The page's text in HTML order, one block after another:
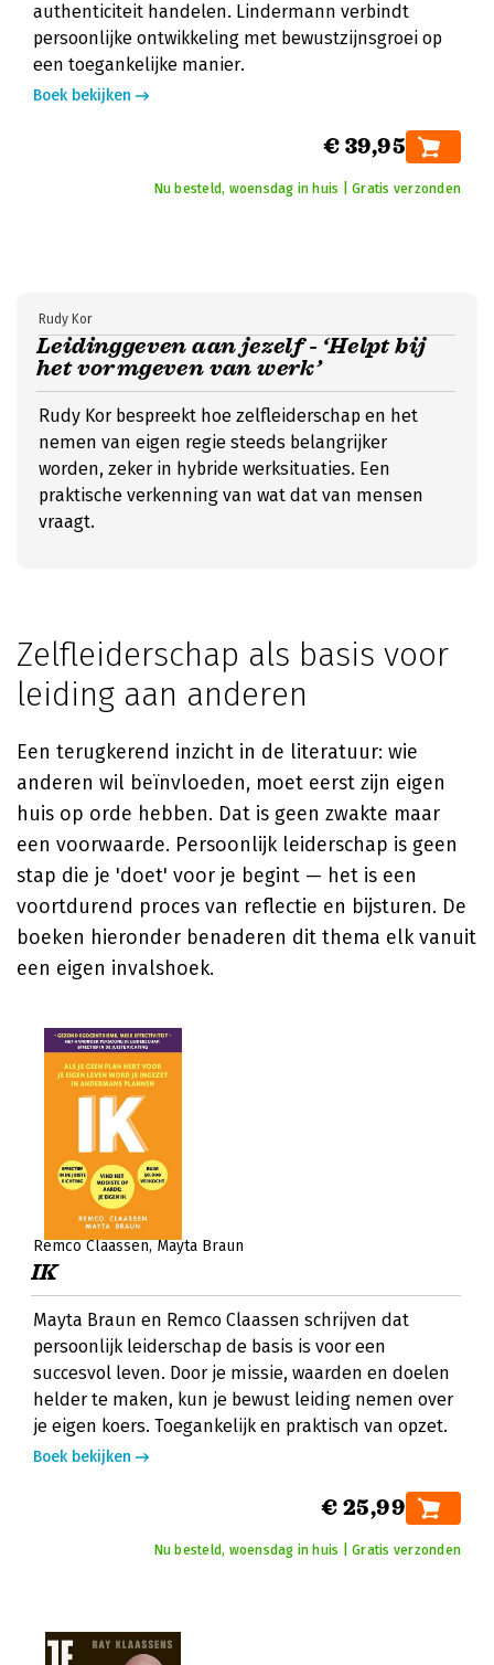
authenticiteit handelen. Lindermann verbindt
persoonlijke ontwikkeling met bewustzijnsgroei op
een toegankelijke manier.
Boek bekijken
€ 39,95
Nu besteld, woensdag in huis | Gratis verzonden
Leidinggeven aan jezelf - ‘Helpt bij
het vormgeven van werk’
Rudy Kor
Rudy Kor bespreekt hoe zelfleiderschap en het
nemen van eigen regie steeds belangrijker
worden, zeker in hybride werksituaties. Een
praktische verkenning van wat dat van mensen
vraagt.
Zelfleiderschap als basis voor
leiding aan anderen
Een terugkerend inzicht in de literatuur: wie
anderen wil beïnvloeden, moet eerst zijn eigen
huis op orde hebben. Dat is geen zwakte maar
een voorwaarde. Persoonlijk leiderschap is geen
stap die je 'doet' voor je begint — het is een
voortdurend proces van reflectie en bijsturen. De
boeken hieronder benaderen dit thema elk vanuit
een eigen invalshoek.
Remco Claassen Mayta Braun
IK
Mayta Braun en Remco Claassen schrijven dat
persoonlijk leiderschap de basis is voor een
succesvol leven. Door je missie, waarden en doelen
helder te maken, kun je bewust leiding nemen over
je eigen koers. Toegankelijk en praktisch van opzet.
Boek bekijken
€ 25,99
Nu besteld, woensdag in huis | Gratis verzonden